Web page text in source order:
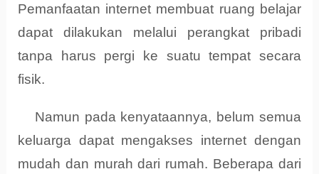
Pemanfaatan internet membuat ruang belajar
dapat dilakukan melalui perangkat pribadi
tanpa harus pergi ke suatu tempat secara
fisik.
Namun pada kenyataannya, belum semua
keluarga dapat mengakses internet dengan
mudah dan murah dari rumah. Beberapa dari